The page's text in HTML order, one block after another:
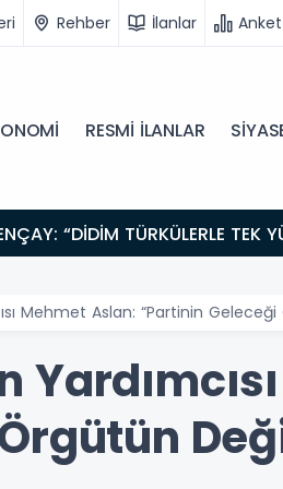
Rehber İlanlar Anket
RESMİ İLANLAR
“DİDİM TÜRKÜLERLE TEK
Mehmet Aslan: “Partinin